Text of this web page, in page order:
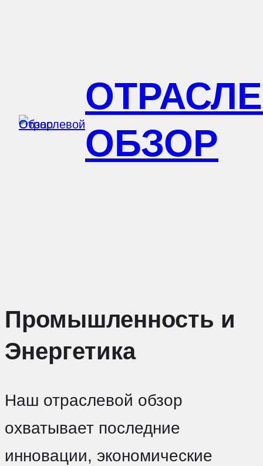
ОБЗОР
Промышленность и
Энергетика
Наш отраслевой обзор
охватывает последние
инновации, экономические